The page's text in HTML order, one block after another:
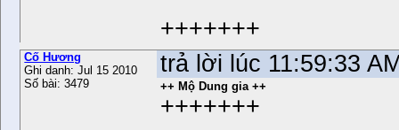
+++++++
Cố Hương
Ghi danh: Jul 15 2010
Số bài: 3479
trả lời lúc 11:59:33
++ Mộ Dung gia ++
+++++++